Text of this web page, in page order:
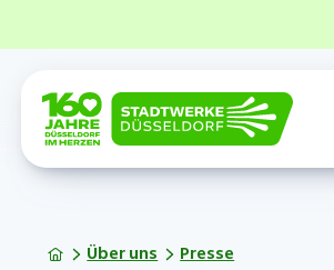
Über uns Presse